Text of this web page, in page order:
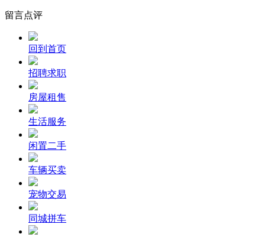
留言点评
回到首页
招聘求职
房屋租售
生活服务
闲置二手
车辆买卖
宠物交易
同城拼车